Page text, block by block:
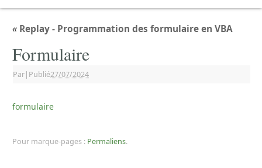
« Replay - Programmation des formulaire en VBA
Formulaire
Par| Publié27/07/2024
formulaire
Pour marque-pages : Permaliens.